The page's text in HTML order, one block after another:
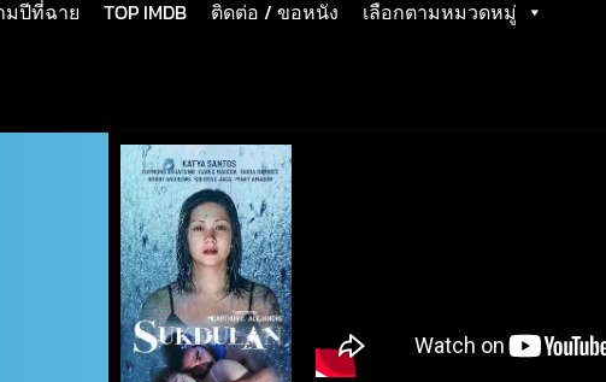
มปีที่ฉาย TOP IMDB ติดต่อ / ขอหนัง เลือกตามหมวดหมู่